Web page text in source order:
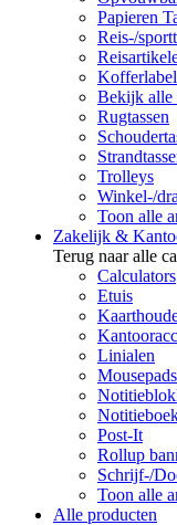
Papieren
Reis-/
Bekijk alle
Rugtassen
Trolleys
Winkel-/
Toon alle
Zakelijk &
Terug naar alle
Calculators
Etuis
Linialen
Mousepads
Post-It
Rollup
Schrijf-/
Toon alle
Alle producten